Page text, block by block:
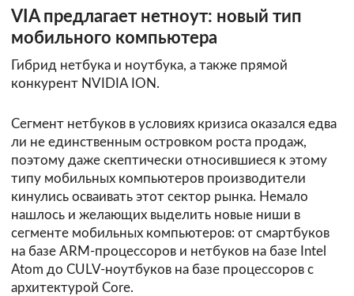
VIA предлагает нетноут: новый тип
мобильного компьютера
Гибрид нетбука и ноутбука, а также прямой
конкурент NVIDIA ION.
Сегмент нетбуков в условиях кризиса оказался едва
ли не единственным островком роста продаж,
поэтому даже скептически относившиеся к этому
типу мобильных компьютеров производители
кинулись осваивать этот сектор рынка. Немало
нашлось и желающих выделить новые ниши в
сегменте мобильных компьютеров: от смартбуков
на базе ARM-процессоров и нетбуков на базе Intel
Atom до CULV-ноутбуков на базе процессоров с
архитектурой Core.